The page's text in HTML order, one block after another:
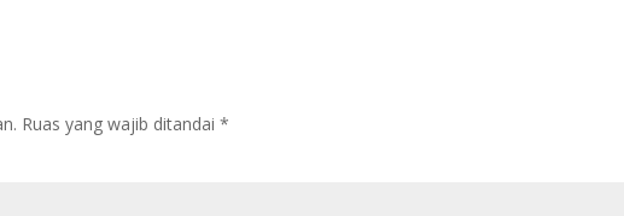
Ruas yang wajib ditandai*